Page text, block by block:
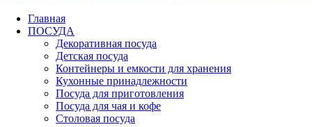
Главная
ПОСУДА
Декоративная посуда
Детская посуда
Контейнеры и емкости для хранения
Кухонные принадлежности
Посуда для приготовления
Посуда для чая и кофе
Столовая посуда